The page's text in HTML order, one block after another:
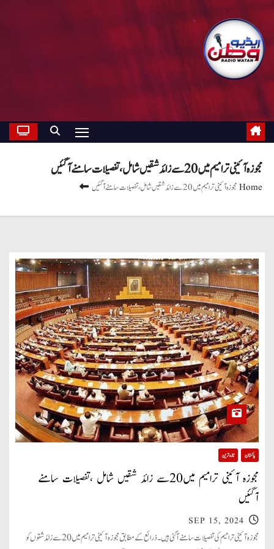
مجوزہ آئینی ترامیم میں20سے زائد شقیں شامل ،تفصیلات سامنے آگئیں
Homeمجوزہ آئینی ترامیم میں20سے زائد شقیں شامل ،تفصیلات سامنے آگئیں
پاکستان تازہ ترین
مجوزہ آئینی ترامیم میں20سے زائد شقیں شامل ،تفصیلات سامنے
آگئیں
SEP 15, 2024
مجوزہ آئینی ترامیم کی تفصیلات سامنے آگئی ہیں۔ ذرائع کے مطابق مجوزہ آئینی ترامیم میں20سے زائد شقوں کو